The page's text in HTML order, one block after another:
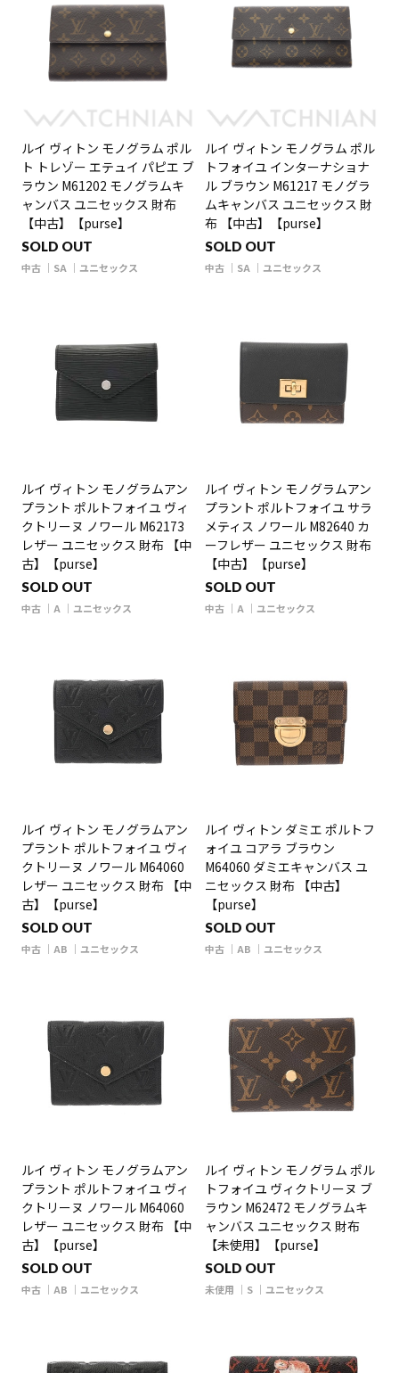
ルイ ヴィトン モノグラム ポル
ト トレゾー エテュイ パピエ ブ
ラウン M61202 モノグラムキ
ャンバス ユニセックス 財布
【中古】【purse】
SOLD OUT
中古 SA ユニセックス
ルイ ヴィトン モノグラム ポル
トフォイユ インターナショナ
ル ブラウン M61217 モノグラ
ムキャンバス ユニセックス 財
布 【中古】【purse】
SOLD OUT
中古 SA ユニセックス
ルイ ヴィトン モノグラムアン
プラント ポルトフォイユ ヴィ
クトリーヌ ノワール M62173
レザー ユニセックス 財布 【中
古】【purse】
SOLD OUT
中古 A ユニセックス
ルイ ヴィトン モノグラムアン
プラント ポルトフォイユ サラ
メティス ノワール M82640 カ
ーフレザー ユニセックス 財布
【中古】【purse】
SOLD OUT
中古 A ユニセックス
ルイ ヴィトン モノグラムアン
プラント ポルトフォイユ ヴィ
クトリーヌ ノワール M64060
レザー ユニセックス 財布 【中
古】【purse】
SOLD OUT
中古 AB ユニセックス
ルイ ヴィトン ダミエ ポルトフ
ォイユ コアラ ブラウン
M64060 ダミエキャンバス ユ
ニセックス 財布 【中古】
【purse】
SOLD OUT
中古 AB ユニセックス
ルイ ヴィトン モノグラムアン
プラント ポルトフォイユ ヴィ
クトリーヌ ノワール M64060
レザー ユニセックス 財布 【中
古】【purse】
SOLD OUT
中古 AB ユニセックス
ルイ ヴィトン モノグラム ポル
トフォイユ ヴィクトリーヌ ブ
ラウン M62472 モノグラムキ
ャンバス ユニセックス 財布
【未使用】【purse】
SOLD OUT
未使用 S ユニセックス